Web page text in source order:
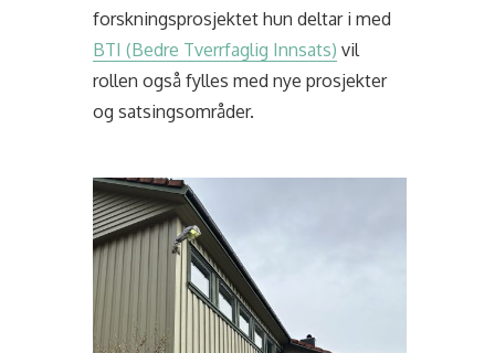
forskningsprosjektet hun deltar i med
BTI (Bedre Tverrfaglig Innsats) vil
rollen også fylles med nye prosjekter
og satsingsområder.